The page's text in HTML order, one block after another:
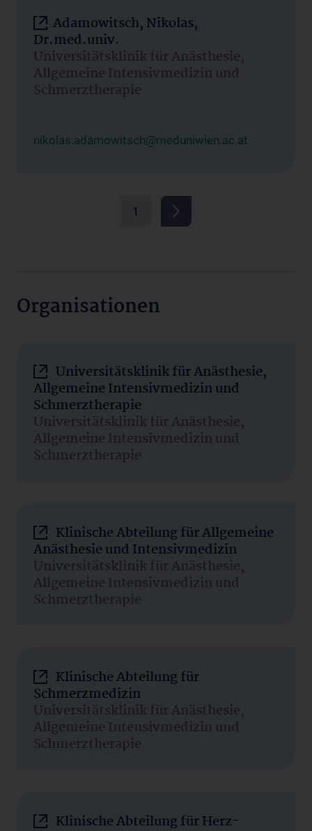
Adamowitsch, Nikolas,
Dr.med.univ.
Universitätsklinik für Anästhesie,
Allgemeine Intensivmedizin und
Schmerztherapie
nikolas.adamowitsch@meduniwien.ac.at
1
Organisationen
Universitätsklinik für Anästhesie,
Allgemeine Intensivmedizin und
Schmerztherapie
Universitätsklinik für Anästhesie,
Allgemeine Intensivmedizin und
Schmerztherapie
Klinische Abteilung für Allgemeine
Anästhesie und Intensivmedizin
Universitätsklinik für Anästhesie,
Allgemeine Intensivmedizin und
Schmerztherapie
Klinische Abteilung für
Schmerzmedizin
Universitätsklinik für Anästhesie,
Allgemeine Intensivmedizin und
Schmerztherapie
Klinische Abteilung für Herz-